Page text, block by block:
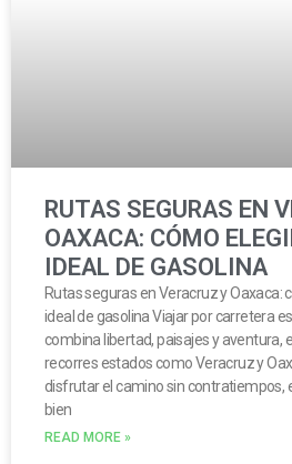
RUTAS SEGURAS EN
OAXACA: CÓMO
IDEAL DE GASOLINA
Rutas seguras en Veracruz y Oaxaca:
ideal de gasolina Viajar por carretera
combina libertad, paisajes y aventura,
recorres estados como Veracruz y
disfrutar el camino sin contratiempos,
bien
READ MORE »